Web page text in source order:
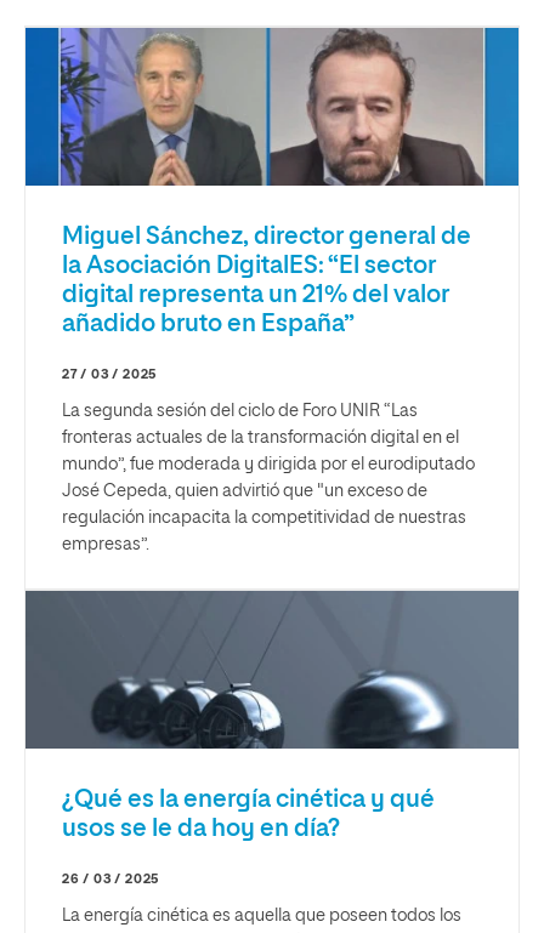
Miguel Sánchez, director general de
la Asociación DigitalES: “El sector
digital representa un 21% del valor
añadido bruto en España”
27 / 03 / 2025
La segunda sesión del ciclo de Foro UNIR “Las
fronteras actuales de la transformación digital en el
mundo”, fue moderada y dirigida por el eurodiputado
José Cepeda, quien advirtió que "un exceso de
regulación incapacita la competitividad de nuestras
empresas”.
¿Qué es la energía cinética y qué
usos se le da hoy en día?
26 / 03 / 2025
La energía cinética es aquella que poseen todos los